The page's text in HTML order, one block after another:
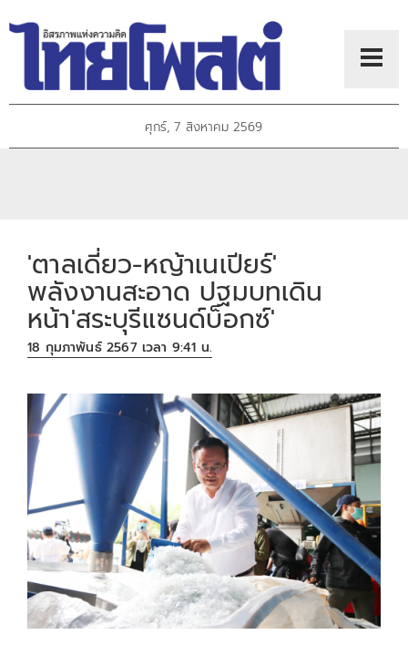
ศุกร์, 7 สิงหาคม 2569
'ตาลเดี่ยว-หญ้าเนเปียร์'
พลังงานสะอาด ปฐมบทเดิน
หน้า'สระบุรีแซนด์บ็อกซ์'
18 กุมภาพันธ์ 2567 เวลา 9:41 น.